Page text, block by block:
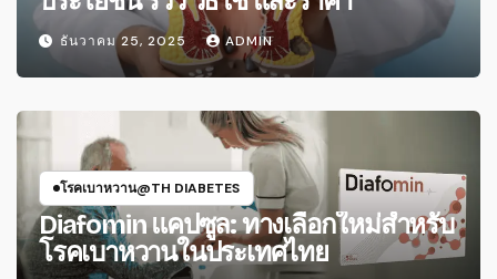
ธันวาคม 25, 2025 ADMIN
โรคเบาหวาน@TH DIABETES
Diafomin แคปซูล: ทางเลือกใหม่สําหรับ
โรคเบาหวานในประเทศไทย